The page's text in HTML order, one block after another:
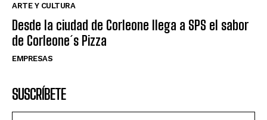
ARTE Y CULTURA
Desde la ciudad de Corleone llega a SPS el sabor
de Corleone´s Pizza
EMPRESAS
SUSCRÍBETE